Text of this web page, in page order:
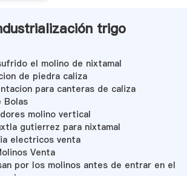
trigo
el molino de nixtamal
de piedra caliza
para canteras de caliza
Bolas
molino vertical
gutierrez para nixtamal
electricos venta
Venta
por los molinos antes de entrar en el